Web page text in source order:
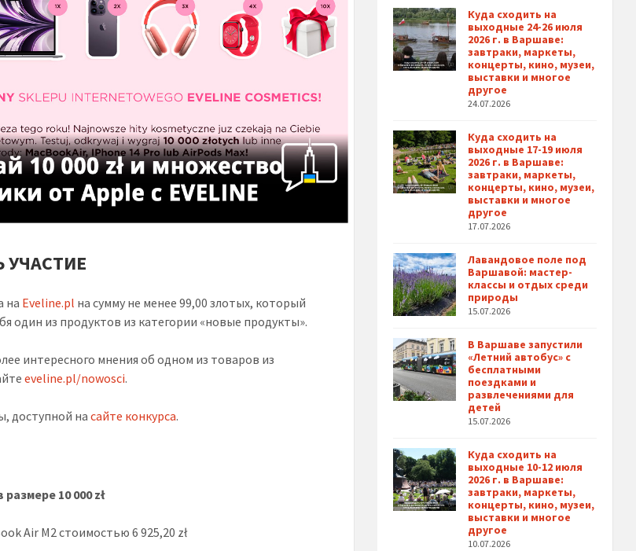
УЧАСТИЕ
на Eveline.pl на сумму не менее 99,00 злотых, который
один из продуктов из категории «новые продукты».
интересного мнения об одном из товаров из
eveline.pl/nowosci.
доступной насайте конкурса.
10 000 zł
Air M2 стоимостью 6 925,20 zł
Куда сходить на
выходные 24-26 июля
2026 г. в Варшаве:
завтраки, маркеты,
концерты, кино, музеи,
выставки и многое
другое
24.07.2026
Куда сходить на
выходные 17-19 июля
2026 г. в Варшаве:
завтраки, маркеты,
концерты, кино, музеи,
выставки и многое
другое
17.07.2026
Лавандовое поле под
Варшавой: мастер-
классы и отдых среди
природы
15.07.2026
В Варшаве запустили
«Летний автобус» с
бесплатными
поездками и
развлечениями для
детей
15.07.2026
Куда сходить на
выходные 10-12 июля
2026 г. в Варшаве:
завтраки, маркеты,
концерты, кино, музеи,
выставки и многое
другое
10.07.2026